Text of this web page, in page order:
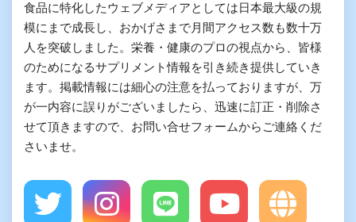
食品に特化したウェブメディアとしては日本最大級の規
模にまで成長し、おかげさまで月間アクセス数も数十万
人を突破しました。栄養・健康のプロの視点から、皆様
のためになるサプリメント情報を引き続き提供していき
ます。掲載情報には細心の注意を払っておりますが、万
が一内容に誤りがございましたら、迅速に訂正・削除さ
せて頂きますので、お問い合せフォームからご連絡くだ
さいませ。